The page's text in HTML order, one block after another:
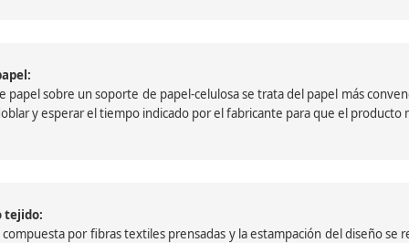
papel sobre un soporte de papel-celulosa se trata del papel más
y esperar el tiempo indicado por el fabricante para que el
tejido:
por fibras textiles prensadas y la estampación del diseño se